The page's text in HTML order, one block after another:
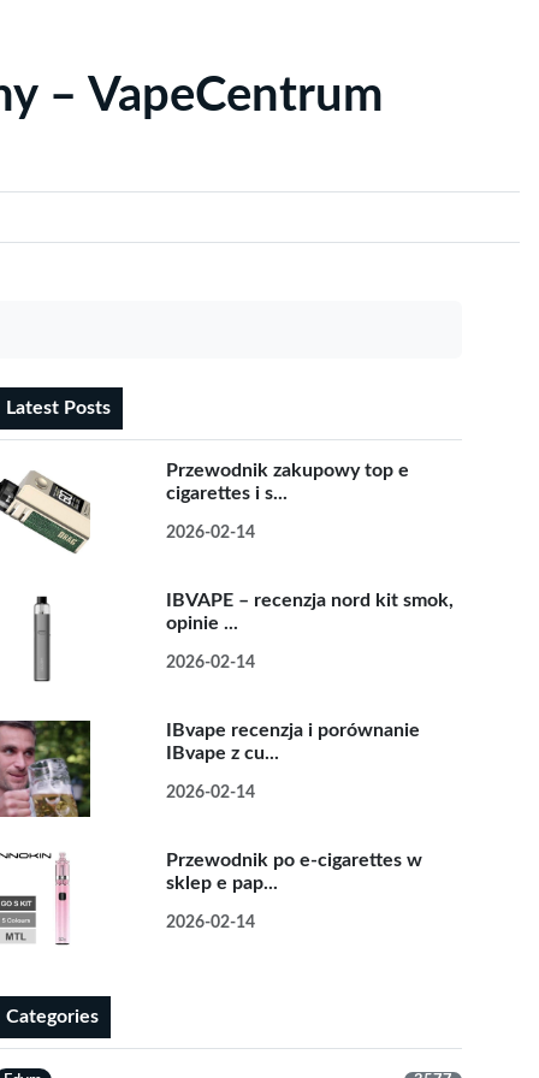
– VapeCentrum
Latest Posts
Przewodnik zakupowy top e
cigarettes i s...
2026-02-14
IBVAPE – recenzja nord kit smok,
opinie ...
2026-02-14
IBvape recenzja i porównanie
IBvape z cu...
2026-02-14
Przewodnik po e-cigarettes w
sklep e pap...
2026-02-14
Categories